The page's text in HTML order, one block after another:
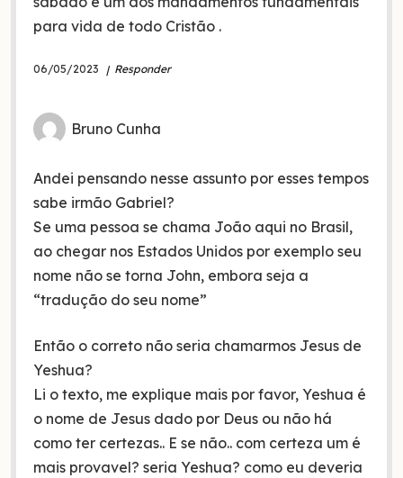
para vida de todo Cristão .
06/05/2023 Responder
Bruno Cunha
Andei pensando nesse assunto por esses tempos
sabe irmão Gabriel?
Se uma pessoa se chama João aqui no Brasil,
ao chegar nos Estados Unidos por exemplo seu
nome não se torna John, embora seja a
“tradução do seu nome”
Então o correto não seria chamarmos Jesus de
Yeshua?
Li o texto, me explique mais por favor, Yeshua é
o nome de Jesus dado por Deus ou não há
como ter certezas.. E se não.. com certeza um é
mais provavel? seria Yeshua? como eu deveria